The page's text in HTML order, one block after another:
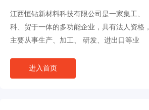
江西恒钻新材料科技有限公司是一家集工、
科、贸于一体的多功能企业，具有法人资格，
主要从事生产、加工、 研发、进出口等业
品、机械设备等，业务涉及欧美、加拿大、
东南
进入首页